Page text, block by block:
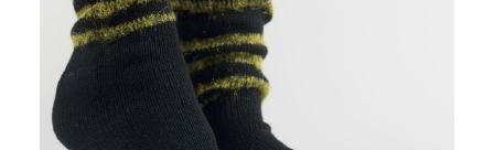
LANA MIA GENIO